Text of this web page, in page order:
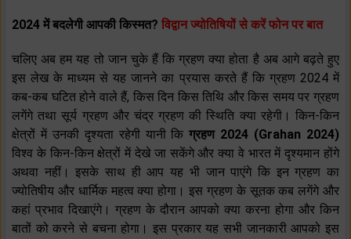
2024 में बदलेगी आपकी किस्मत? विद्वान ज्योतिषियों से करें फोन पर बात
चलिए अब हम यह तो जान चुके हैं कि ग्रहण क्या होता है अब आगे बढ़ते हुए
इस लेख के माध्यम से यह जानने का प्रयास करते हैं कि ग्रहण 2024 में
कब-कब घटित होने वाले हैं, किस दिन किस तिथि और किस समय पर ग्रहण
लगेंगे तथा सूर्य ग्रहण और चंद्र ग्रहण की स्थिति क्या रहेगी। किन-किन
क्षेत्रों में उनकी दृश्यता रहेगी यानी कि ग्रहण 2024 (Grahan 2024)
विश्व के किन-किन क्षेत्रों में देखे जा सकेंगे और क्या वे भारत में दृश्यमान होंगे
अथवा नहीं। इसके साथ ही आप यह भी जान पाएंगे कि इन ग्रहण का
ज्योतिषीय और धार्मिक महत्व क्या होगा। इस ग्रहण के सूतक कब लगेंगे और
कहां प्रभाव दिखाएंगे। ग्रहण के दौरान आपको क्या करना होगा और किन
बातों को करने से बचना होगा। इस प्रकार यह सभी जानकारी आपको इस